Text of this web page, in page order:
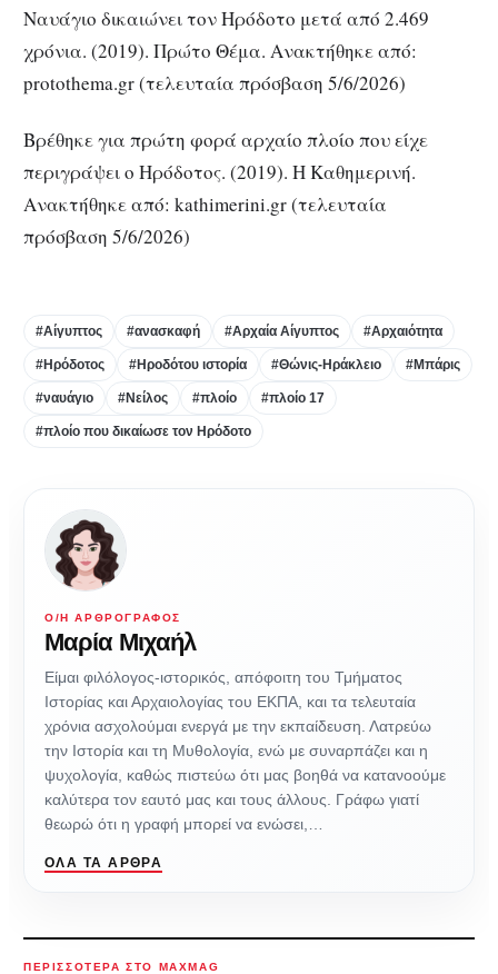
Ναυάγιο δικαιώνει τον Ηρόδοτο μετά από 2.469
χρόνια. (2019). Πρώτο Θέμα. Ανακτήθηκε από:
protothema.gr (τελευταία πρόσβαση 5/6/2026)
Βρέθηκε για πρώτη φορά αρχαίο πλοίο που είχε
περιγράψει ο Ηρόδοτος. (2019). Η Καθημερινή.
Ανακτήθηκε από: kathimerini.gr (τελευταία
πρόσβαση 5/6/2026)
#Αίγυπτος #ανασκαφή #Αρχαία Αίγυπτος #Αρχαιότητα
#Ηρόδοτος #Ηροδότου ιστορία #Θώνις-Ηράκλειο #Μπάρις
#ναυάγιο #Νείλος #πλοίο #πλοίο 17
#πλοίο που δικαίωσε τον Ηρόδοτο
Ο/Η ΑΡΘΡΟΓΡΆΦΟΣ
Μαρία Μιχαήλ
Είμαι φιλόλογος-ιστορικός, απόφοιτη του Τμήματος
Ιστορίας και Αρχαιολογίας του ΕΚΠΑ, και τα τελευταία
χρόνια ασχολούμαι ενεργά με την εκπαίδευση. Λατρεύω
την Ιστορία και τη Μυθολογία, ενώ με συναρπάζει και η
ψυχολογία, καθώς πιστεύω ότι μας βοηθά να κατανοούμε
καλύτερα τον εαυτό μας και τους άλλους. Γράφω γιατί
θεωρώ ότι η γραφή μπορεί να ενώσει,…
ΌΛΑ ΤΑ ΆΡΘΡΑ
ΠΕΡΙΣΣΌΤΕΡΑ ΣΤΟ MAXMAG